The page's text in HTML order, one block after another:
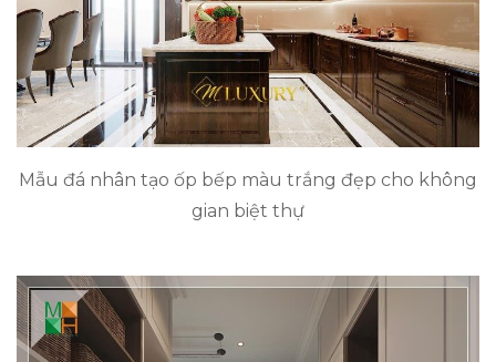
Mẫu đá nhân tạo ốp bếp màu trắng đẹp cho không
gian biệt thự